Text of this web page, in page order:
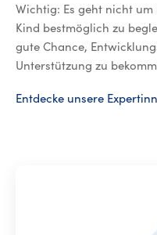
Wichtig: Es geht nicht
Kind bestmöglich zu
gute Chance,
Unterstützung zu
Entdecke unsere